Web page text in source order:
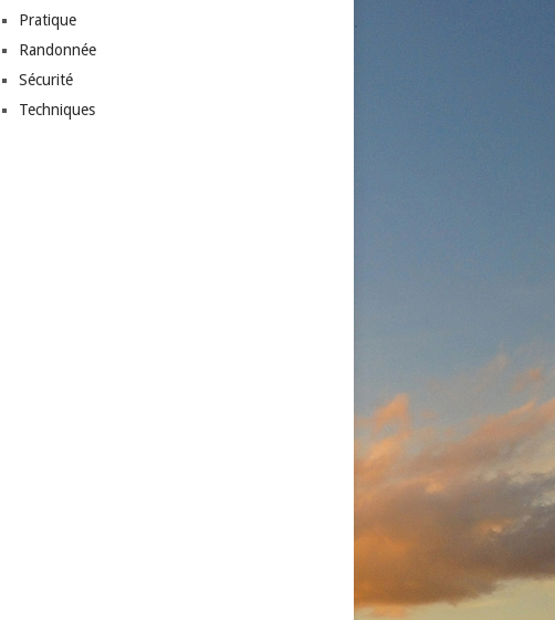
Pratique
Randonnée
Sécurité
Techniques